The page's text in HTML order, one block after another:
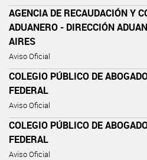
AGENCIA DE RECAUDACIÓN Y
ADUANERO - DIRECCIÓN
AIRES
Aviso Oficial
COLEGIO PÚBLICO DE
FEDERAL
Aviso Oficial
COLEGIO PÚBLICO DE
FEDERAL
Aviso Oficial